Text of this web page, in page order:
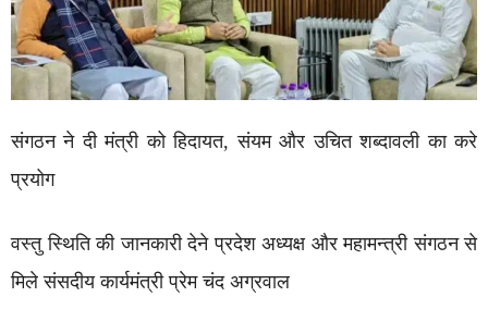
संगठन ने दी मंत्री को हिदायत, संयम और उचित शब्दावली का करे
प्रयोग
वस्तु स्थिति की जानकारी देने प्रदेश अध्यक्ष और महामन्त्री संगठन से
मिले संसदीय कार्यमंत्री प्रेम चंद अग्रवाल